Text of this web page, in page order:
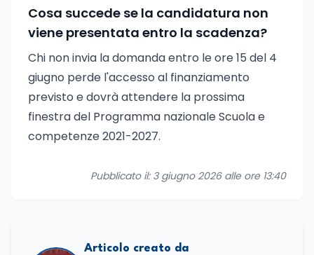
Cosa succede se la candidatura non
viene presentata entro la scadenza?
Chi non invia la domanda entro le ore 15 del 4
giugno perde l'accesso al finanziamento
previsto e dovrà attendere la prossima
finestra del Programma nazionale Scuola e
competenze 2021-2027.
Pubblicato il: 3 giugno 2026 alle ore 13:40
Articolo creato da